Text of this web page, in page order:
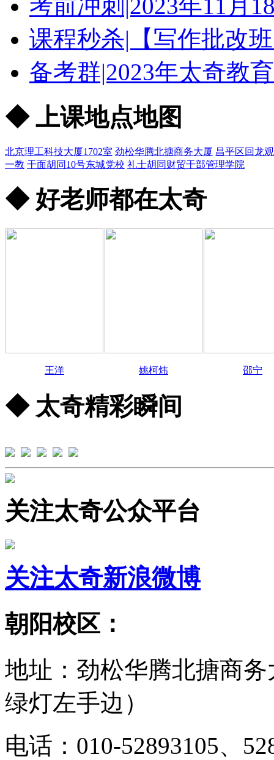
考前冲刺|2023年11月
课程秒杀|【写作批改
备考群|2023年太奇教
◆ 上课地点地图
北京理工科技大厦1702室 劲松华腾北搪商务大厦 昌平区回龙
一教 干面胡同10号东城党校 礼士胡同财贸干部管理学院
◆ 好老师都在太奇
王洋 姚柯炜 邵宁
◆ 太奇精彩瞬间
关注太奇公众平台
关注太奇新浪微博
朝阳校区：
地址：劲松华腾北搪商
绿灯左手边）
电话：010-52893105、